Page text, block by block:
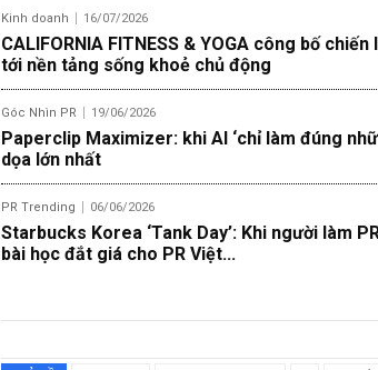
Kinh doanh 16/07/2026
CALIFORNIA FITNESS & YOGA công bố
tới nền tảng sống khoẻ chủ động
Góc Nhìn PR 19/06/2026
Paperclip Maximizer: khi AI ‘chỉ làm đúng
dọa lớn nhất
PR Trending 06/06/2026
Starbucks Korea ‘Tank Day’: Khi người làm
bài học đắt giá cho PR Việt...